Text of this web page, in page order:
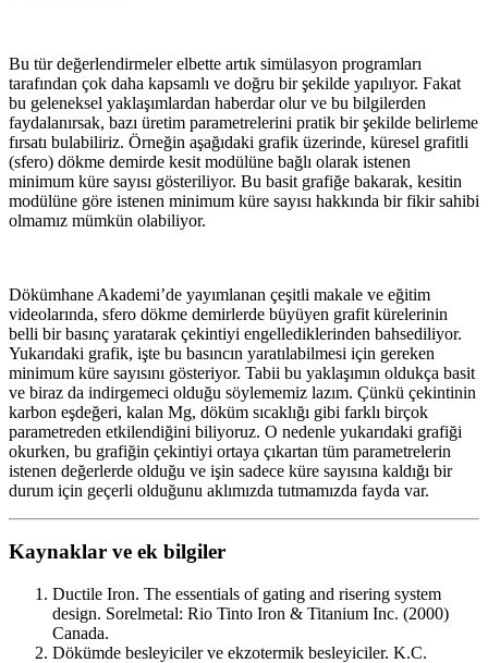
Bu tür değerlendirmeler elbette artık simülasyon programları
tarafından çok daha kapsamlı ve doğru bir şekilde yapılıyor. Fakat
bu geleneksel yaklaşımlardan haberdar olur ve bu bilgilerden
faydalanırsak, bazı üretim parametrelerini pratik bir şekilde belirleme
fırsatı bulabiliriz. Örneğin aşağıdaki grafik üzerinde, küresel grafitli
(sfero) dökme demirde kesit modülüne bağlı olarak istenen
minimum küre sayısı gösteriliyor. Bu basit grafiğe bakarak, kesitin
modülüne göre istenen minimum küre sayısı hakkında bir fikir sahibi
olmamız mümkün olabiliyor.
Dökümhane Akademi’de yayımlanan çeşitli makale ve eğitim
videolarında, sfero dökme demirlerde büyüyen grafit kürelerinin
belli bir basınç yaratarak çekintiyi engellediklerinden bahsediliyor.
Yukarıdaki grafik, işte bu basıncın yaratılabilmesi için gereken
minimum küre sayısını gösteriyor. Tabii bu yaklaşımın oldukça basit
ve biraz da indirgemeci olduğu söylememiz lazım. Çünkü çekintinin
karbon eşdeğeri, kalan Mg, döküm sıcaklığı gibi farklı birçok
parametreden etkilendiğini biliyoruz. O nedenle yukarıdaki grafiği
okurken, bu grafiğin çekintiyi ortaya çıkartan tüm parametrelerin
istenen değerlerde olduğu ve işin sadece küre sayısına kaldığı bir
durum için geçerli olduğunu aklımızda tutmamızda fayda var.
Kaynaklar ve ek bilgiler
Ductile Iron. The essentials of gating and risering system
design. Sorelmetal: Rio Tinto Iron & Titanium Inc. (2000)
Canada.
Dökümde besleyiciler ve ekzotermik besleyiciler. K.C.